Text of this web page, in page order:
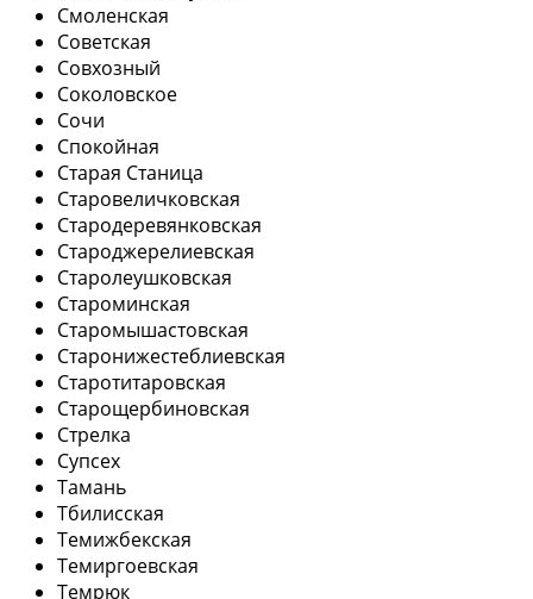
Смоленская
Советская
Совхозный
Соколовское
Сочи
Спокойная
Старая Станица
Старовеличковская
Стародеревянковская
Староджерелиевская
Старолеушковская
Староминская
Старомышастовская
Старонижестеблиевская
Старотитаровская
Старощербиновская
Стрелка
Супсех
Тамань
Тбилисская
Темижбекская
Темиргоевская
Темрюк